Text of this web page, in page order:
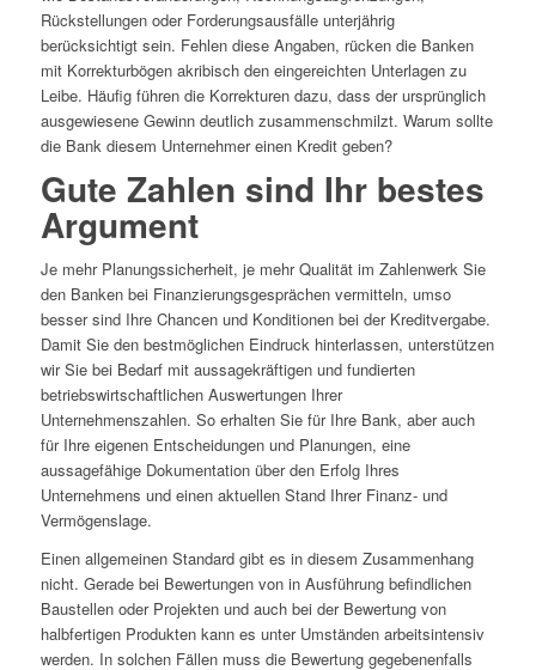
Rückstellungen oder Forderungsausfälle unterjährig
berücksichtigt sein. Fehlen diese Angaben, rücken die Banken
mit Korrekturbögen akribisch den eingereichten Unterlagen zu
Leibe. Häufig führen die Korrekturen dazu, dass der ursprünglich
ausgewiesene Gewinn deutlich zusammenschmilzt. Warum sollte
die Bank diesem Unternehmer einen Kredit geben?
Gute Zahlen sind Ihr bestes
Argument
Je mehr Planungssicherheit, je mehr Qualität im Zahlenwerk Sie
den Banken bei Finanzierungsgesprächen vermitteln, umso
besser sind Ihre Chancen und Konditionen bei der Kreditvergabe.
Damit Sie den bestmöglichen Eindruck hinterlassen, unterstützen
wir Sie bei Bedarf mit aussagekräftigen und fundierten
betriebswirtschaftlichen Auswertungen Ihrer
Unternehmenszahlen. So erhalten Sie für Ihre Bank, aber auch
für Ihre eigenen Entscheidungen und Planungen, eine
aussagefähige Dokumentation über den Erfolg Ihres
Unternehmens und einen aktuellen Stand Ihrer Finanz- und
Vermögenslage.
Einen allgemeinen Standard gibt es in diesem Zusammenhang
nicht. Gerade bei Bewertungen von in Ausführung befindlichen
Baustellen oder Projekten und auch bei der Bewertung von
halbfertigen Produkten kann es unter Umständen arbeitsintensiv
werden. In solchen Fällen muss die Bewertung gegebenenfalls